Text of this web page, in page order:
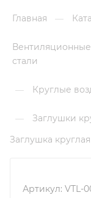
Главная —
стали
— Круглые
— Заглушки
Заглушка
Артикул: VTL-